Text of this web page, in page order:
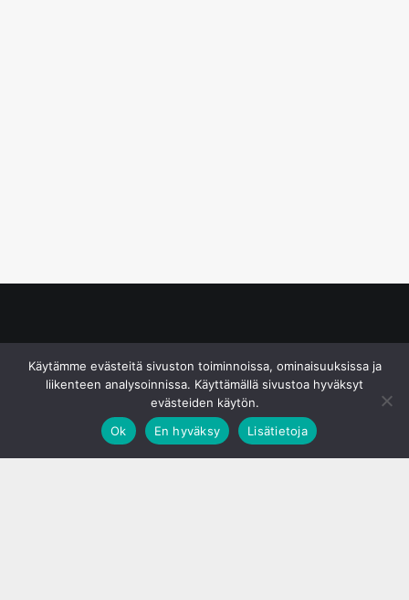
Käytämme evästeitä sivuston toiminnoissa, ominaisuuksissa ja
liikenteen analysoinnissa. Käyttämällä sivustoa hyväksyt
evästeiden käytön.
Ok
En hyväksy Lisätietoja